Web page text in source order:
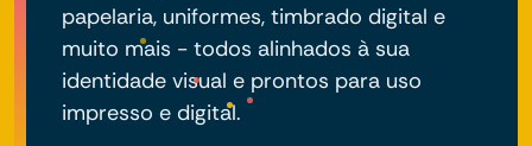
papelaria, uniformes, timbrado digital e
muito mais - todos alinhados à sua
identidade visual e prontos para uso
impresso e digital.